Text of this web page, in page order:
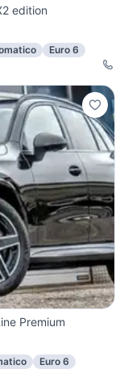
edition
Euro 6
Premium
Euro 6